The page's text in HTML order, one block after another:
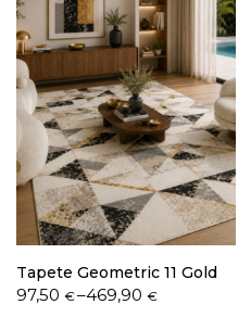
Tapete Geometric 11 Gold
97,50 €–469,90€
Price